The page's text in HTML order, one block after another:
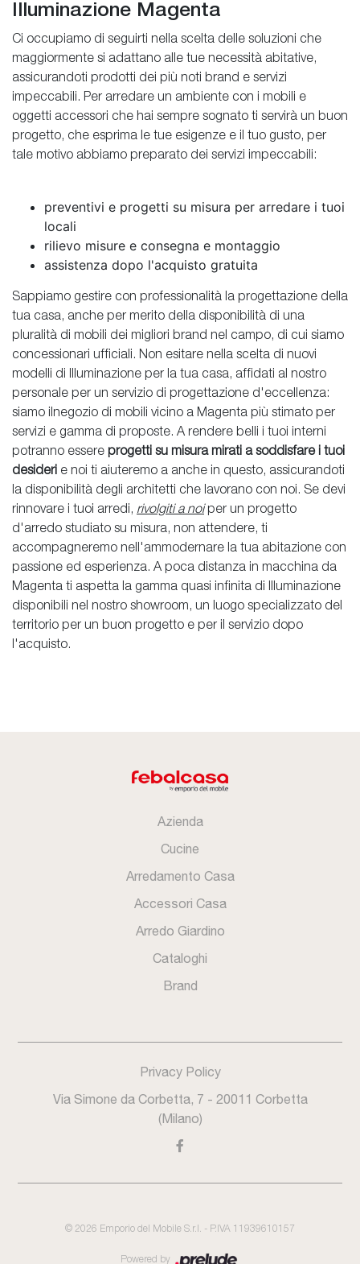
Illuminazione Magenta
Ci occupiamo di seguirti nella scelta delle soluzioni che
maggiormente si adattano alle tue necessità abitative,
assicurandoti prodotti dei più noti brand e servizi
impeccabili. Per arredare un ambiente con i mobili e
oggetti accessori che hai sempre sognato ti servirà un buon
progetto, che esprima le tue esigenze e il tuo gusto, per
tale motivo abbiamo preparato dei servizi impeccabili:
preventivi e progetti su misura per arredare i tuoi
locali
rilievo misure e consegna e montaggio
assistenza dopo l'acquisto gratuita
Sappiamo gestire con professionalità la progettazione della
tua casa, anche per merito della disponibilità di una
pluralità di mobili dei migliori brand nel campo, di cui siamo
concessionari ufficiali. Non esitare nella scelta di nuovi
modelli di Illuminazione per la tua casa, affidati al nostro
personale per un servizio di progettazione d'eccellenza:
siamo ilnegozio di mobili vicino a Magenta più stimato per
servizi e gamma di proposte. A rendere belli i tuoi interni
potranno essere progetti su misura mirati a soddisfare i tuoi
desideri e noi ti aiuteremo a anche in questo, assicurandoti
la disponibilità degli architetti che lavorano con noi. Se devi
rinnovare i tuoi arredi, rivolgiti a noiper un progetto
d'arredo studiato su misura, non attendere, ti
accompagneremo nell'ammodernare la tua abitazione con
passione ed esperienza. A poca distanza in macchina da
Magenta ti aspetta la gamma quasi infinita di Illuminazione
disponibili nel nostro showroom, un luogo specializzato del
territorio per un buon progetto e per il servizio dopo
l'acquisto.
Azienda
Cucine
Arredamento Casa
Accessori Casa
Arredo Giardino
Cataloghi
Brand
Privacy Policy
Via Simone da Corbetta, 7 - 20011 Corbetta
(Milano)
© 2026 Emporio del Mobile S.r.l. - P.IVA 11939610157
Powered by